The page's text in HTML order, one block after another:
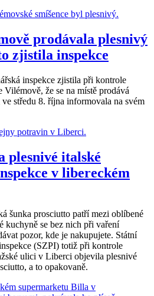
prodávala plesnivý
zjistila inspekce
inspekce zjistila při kontrole
že se na místě prodává
středu 8. října informovala na svém
plesnivé italské
v libereckém
šunka prosciutto patří mezi oblíbené
kuchyně se bez nich při vaření
pozor, kde je nakupujete. Státní
(SZPI) totiž při kontrole
ulici v Liberci objevila plesnivé
a to opakovaně.